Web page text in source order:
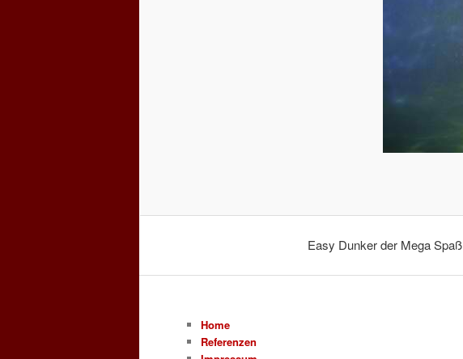
Easy Dunker der Mega Spaß
Home
Referenzen